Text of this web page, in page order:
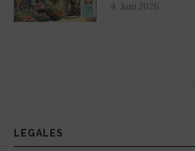
4. Juni 2026
LEGALES